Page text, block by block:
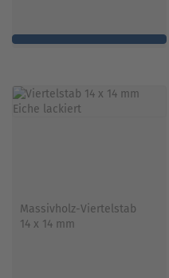
Massivholz-Viertelstab
14 x 14 mm